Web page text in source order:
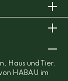
Haus und Tier.
HABAU im